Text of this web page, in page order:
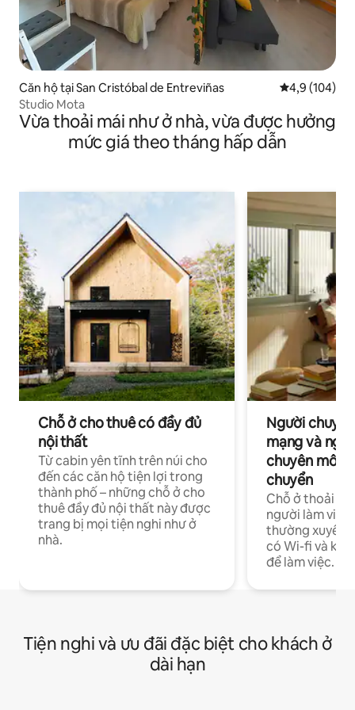
Căn hộ tại San Cristóbal de Entreviñas Xếp hạng
4,9 (104)
Studio Mota
Vừa thoải mái như ở nhà, vừa được hưởng
mức giá theo tháng hấp dẫn
Chỗ ở cho thuê có đầy đủ
nội thất
Từ cabin yên tĩnh trên núi cho
đến các căn hộ tiện lợi trong
thành phố – những chỗ ở cho
thuê đầy đủ nội thất này được
trang bị mọi tiện nghi như ở
nhà.
Người
mạng và
chuyên môn
chuyển
Chỗ ở thoải
người làm việc
thường xuyên
có Wi-fi và
để làm việc.
Tiện nghi và ưu đãi đặc biệt cho khách ở
dài hạn